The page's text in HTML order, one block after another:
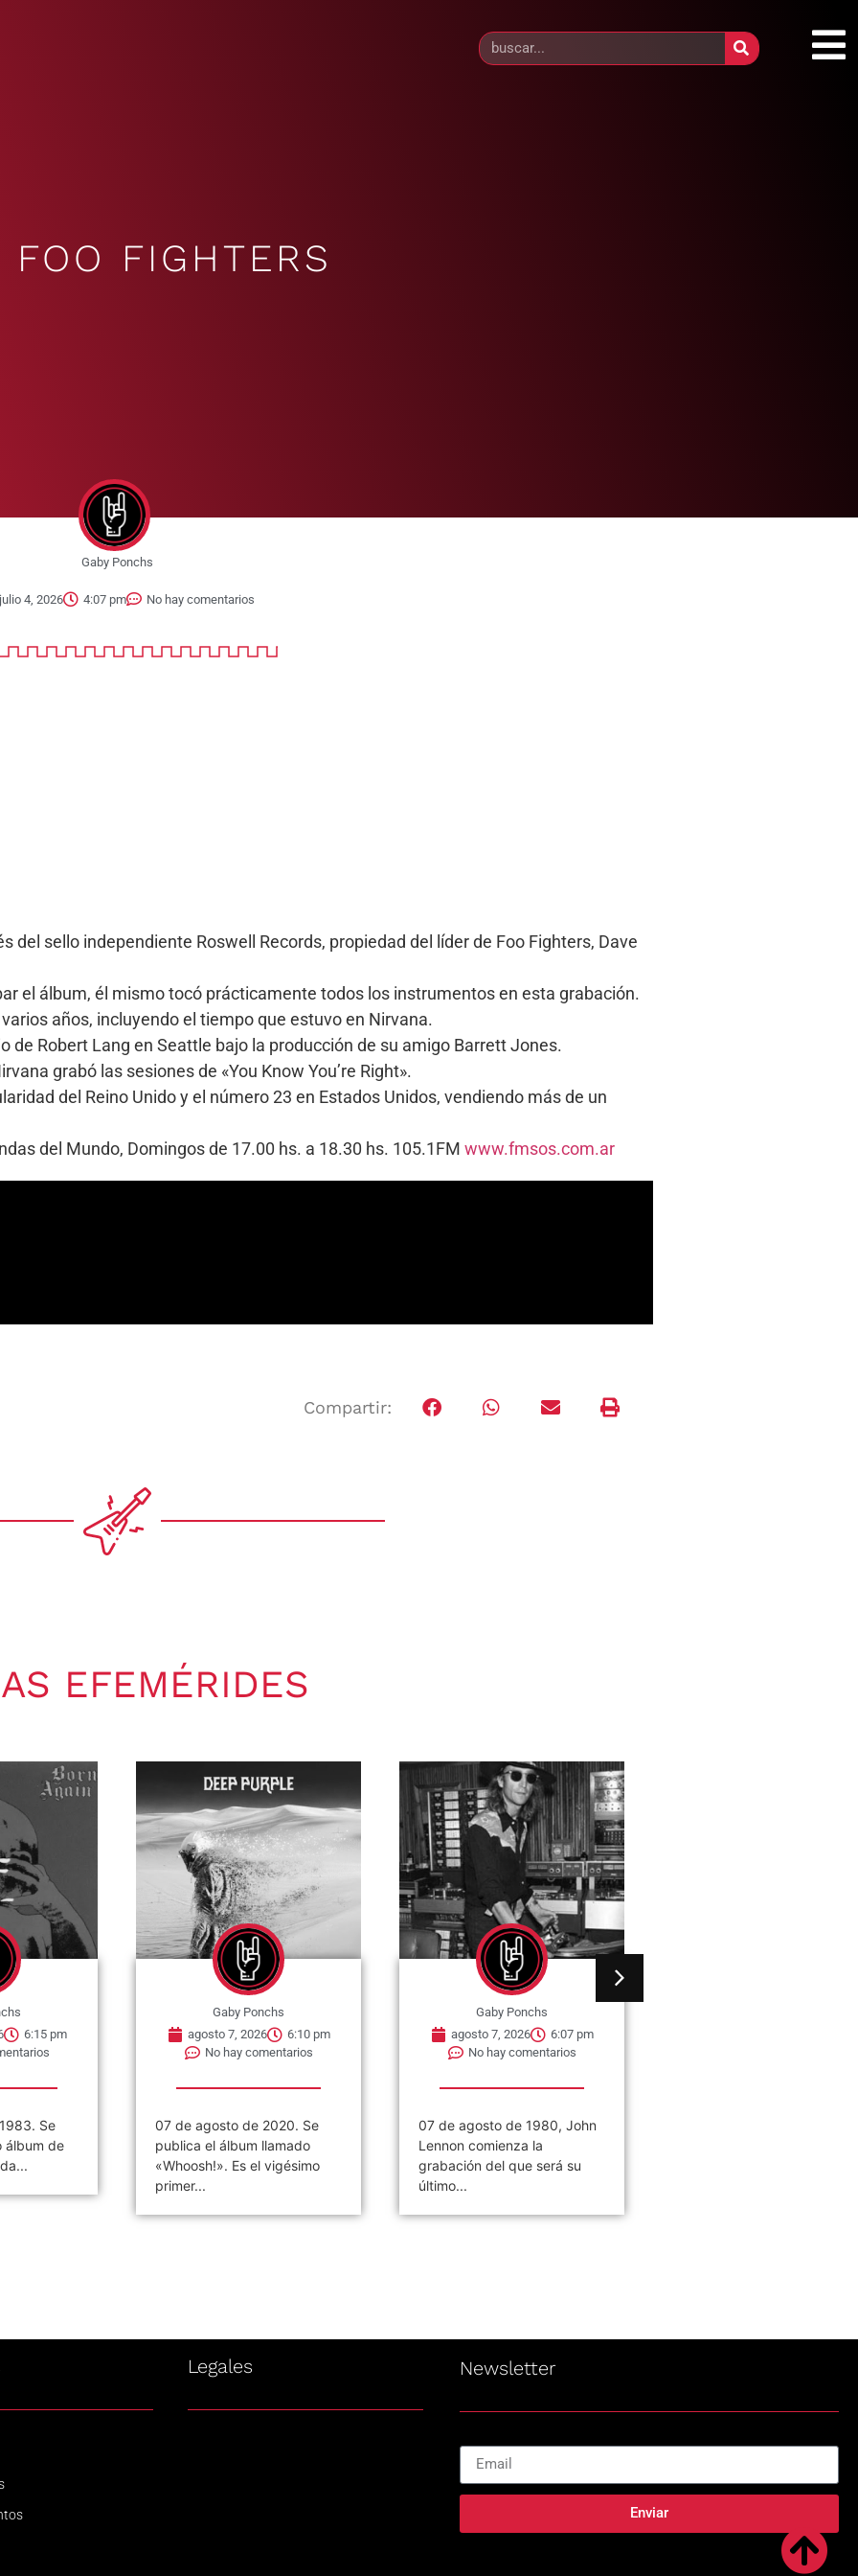
FOO FIGHTERS
Gaby Ponchs
julio 4, 2026 4:07 pm No hay comentarios
del sello independiente Roswell Records, propiedad del líder de Foo Fighters, Dave
el álbum, él mismo tocó prácticamente todos los instrumentos en esta grabación.
años, incluyendo el tiempo que estuvo en Nirvana.
de Robert Lang en Seattle bajo la producción de su amigo Barrett Jones.
grabó las sesiones de «You Know You’re Right».
del Reino Unido y el número 23 en Estados Unidos, vendiendo más de un
del Mundo, Domingos de 17.00 hs. a 18.30 hs. 105.1FM www.fmsos.com.ar
Compartir:
EFEMÉRIDES
6:10 pm
Se
Gaby Ponchs
agosto 7, 2026
6:07 pm
No hay comentarios
07 de agosto de 1980, John
Lennon comienza la
grabación del que será su
último...
Gaby Ponchs
agosto 7, 2026
6:05 pm
No hay comentarios
Civilización es el noveno
álbum de estudio de la banda
de rock argentina Los
Piojos,...
Legales Newsletter
Enviar